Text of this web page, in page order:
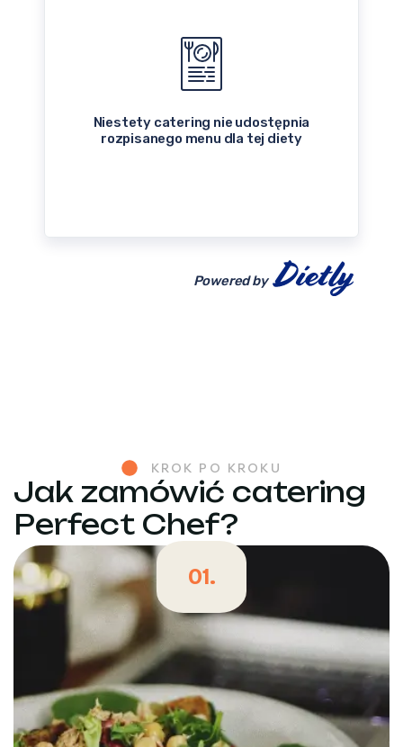
Niestety catering nie udostępnia
rozpisanego menu dla tej diety
Powered by
KROK PO KROKU
Jak zamówić catering
Perfect Chef?
01.